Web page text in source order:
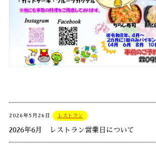
2026年5月26日 レストラン
2026年6月 レストラン営業日について